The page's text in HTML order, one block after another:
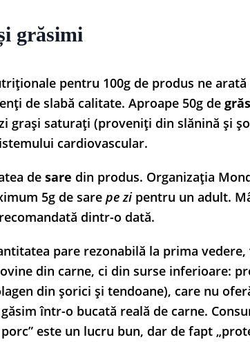
grăsimi
pentru 100g de produs ne arată
de slabă calitate. Aproape 50g de
grași saturați (proveniți din slănină și
cardiovascular.
de sare din produs. Organizația
5g de sare pe zipentru un adult.
dintr-o dată.
pare rezonabilă la prima
din carne, ci din surse inferioare:
din șorici și tendoane), care nu
într-o bucată reală de carne.
este un lucru bun, dar de fapt